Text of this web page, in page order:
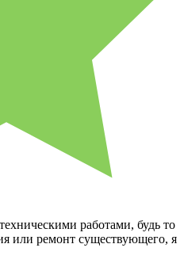
работами, будь то
или ремонт существующего, я